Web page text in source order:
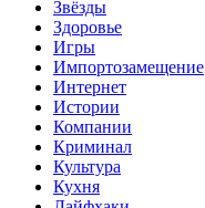
Звёзды
Здоровье
Игры
Импортозамещение
Интернет
Истории
Компании
Криминал
Культура
Кухня